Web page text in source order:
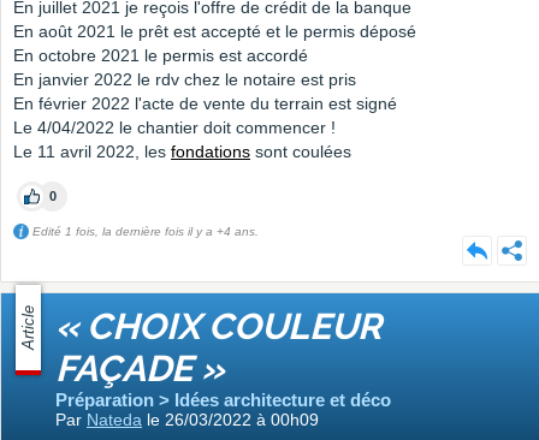
En juillet 2021 je reçois l'offre de crédit de la banque
En août 2021 le prêt est accepté et le permis déposé
En octobre 2021 le permis est accordé
En janvier 2022 le rdv chez le notaire est pris
En février 2022 l'acte de vente du terrain est signé
Le 4/04/2022 le chantier doit commencer !
Le 11 avril 2022, les fondations sont coulées
0
Edité 1 fois, la dernière fois il y a +4 ans.
Article « CHOIX COULEUR
FAÇADE »
Préparation > Idées architecture et déco
Par Nateda le 26/03/2022 à 00h09